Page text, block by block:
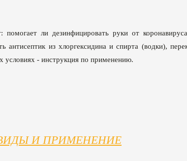
помогает ли дезинфицировать руки от
антисептик из хлоргексидина и спирта (водки),
условиях - инструкция по применению.
И ПРИМЕНЕНИЕ